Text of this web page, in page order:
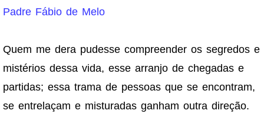
Padre Fábio de Melo
Quem me dera pudesse compreender os segredos e
mistérios dessa vida, esse arranjo de chegadas e
partidas; essa trama de pessoas que se encontram,
se entrelaçam e misturadas ganham outra direção.